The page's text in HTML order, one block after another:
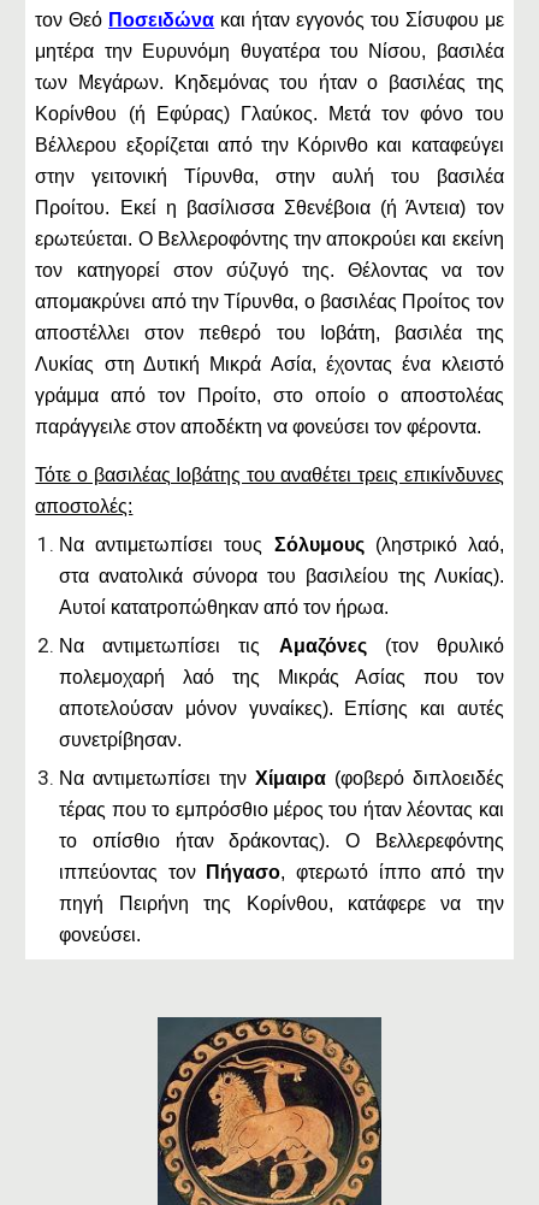
τον Θεό Ποσειδώνα και ήταν εγγονός του Σίσυφου με
μητέρα την Ευρυνόμη θυγατέρα του Νίσου, βασιλέα
των Μεγάρων. Κηδεμόνας του ήταν ο βασιλέας της
Κορίνθου (ή Εφύρας) Γλαύκος. Μετά τον φόνο του
Βέλλερου εξορίζεται από την Κόρινθο και καταφεύγει
στην γειτονική Τίρυνθα, στην αυλή του βασιλέα
Προίτου. Εκεί η βασίλισσα Σθενέβοια (ή Άντεια) τον
ερωτεύεται. Ο Βελλεροφόντης την αποκρούει και εκείνη
τον κατηγορεί στον σύζυγό της. Θέλοντας να τον
απομακρύνει από την Τίρυνθα, ο βασιλέας Προίτος τον
αποστέλλει στον πεθερό του Ιοβάτη, βασιλέα της
Λυκίας στη Δυτική Μικρά Ασία, έχοντας ένα κλειστό
γράμμα από τον Προίτο, στο οποίο ο αποστολέας
παράγγειλε στον αποδέκτη να φονεύσει τον φέροντα.
Τότε ο βασιλέας Ιοβάτης του αναθέτει τρεις επικίνδυνες
αποστολές:
Να αντιμετωπίσει τους Σόλυμους(ληστρικό λαό,
στα ανατολικά σύνορα του βασιλείου της Λυκίας).
Αυτοί κατατροπώθηκαν από τον ήρωα.
Να αντιμετωπίσει τις Αμαζόνες(τον θρυλικό
πολεμοχαρή λαό της Μικράς Ασίας που τον
αποτελούσαν μόνον γυναίκες). Επίσης και αυτές
συνετρίβησαν.
Να αντιμετωπίσει την Χίμαιρα(φοβερό διπλοειδές
τέρας που το εμπρόσθιο μέρος του ήταν λέοντας και
το οπίσθιο ήταν δράκοντας). Ο Βελλερεφόντης
ιππεύοντας τον
Πήγασο, φτερωτό ίππο από την
πηγή Πειρήνη της Κορίνθου, κατάφερε να την
φονεύσει.